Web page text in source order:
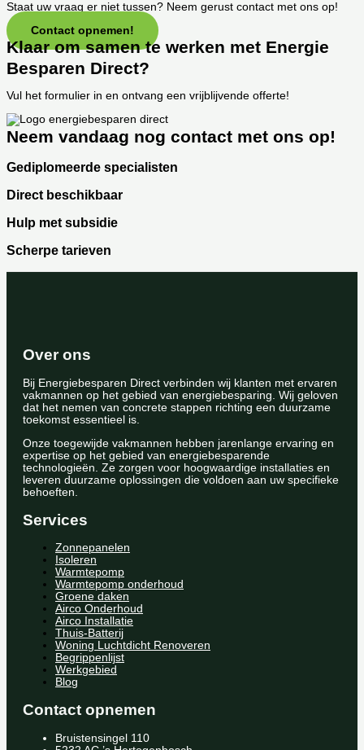
Staat uw vraag er niet tussen? Neem gerust contact met ons op!
Contact opnemen!
Klaar om samen te werken met Energie
Besparen Direct?
Vul het formulier in en ontvang een vrijblijvende offerte!
Neem vandaag nog contact met ons op!
Gediplomeerde specialisten
Direct beschikbaar
Hulp met subsidie
Scherpe tarieven
Over ons
Bij Energiebesparen Direct verbinden wij klanten met ervaren
vakmannen op het gebied van energiebesparing. Wij geloven
dat het nemen van concrete stappen richting een duurzame
toekomst essentieel is.
Onze toegewijde vakmannen hebben jarenlange ervaring en
expertise op het gebied van energiebesparende
technologieën. Ze zorgen voor hoogwaardige installaties en
leveren duurzame oplossingen die voldoen aan uw specifieke
behoeften.
Services
Zonnepanelen
Isoleren
Warmtepomp
Warmtepomp onderhoud
Groene daken
Airco Onderhoud
Airco Installatie
Thuis-Batterij
Woning Luchtdicht Renoveren
Begrippenlijst
Werkgebied
Blog
Contact opnemen
Bruistensingel 110